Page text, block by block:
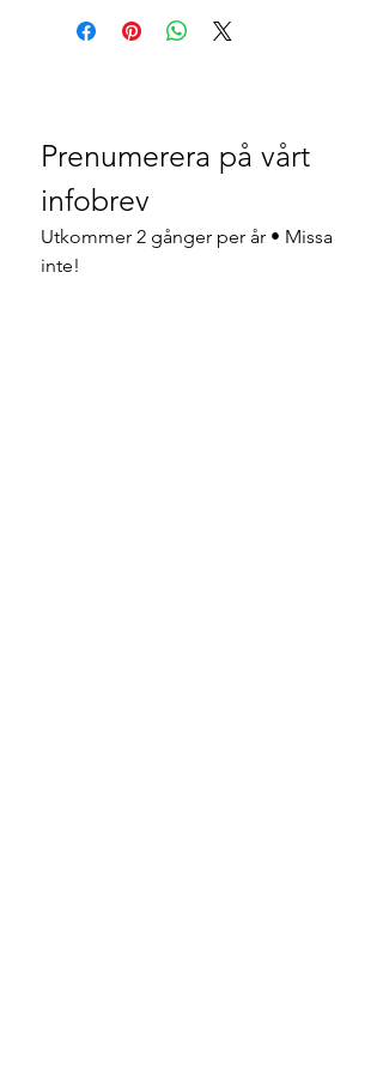
Prenumerera på vårt
infobrev
Utkommer 2 gånger per år • Missa
inte!